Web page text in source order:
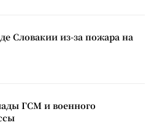
Словакии из-за пожара на
ГСМ и военного